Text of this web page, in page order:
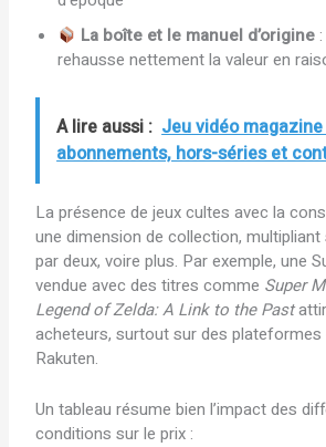
La boîte et le manuel d’origine
rehausse nettement la valeur en
A lire aussi : Jeu vidéo magazine
abonnements, hors-séries et
La présence de jeux cultes avec la
une dimension de collection,
par deux, voire plus. Par exemple, une
vendue avec des titres comme Super
Legend of Zelda: A Link to the Past
acheteurs, surtout sur des
Rakuten.
Un tableau résume bien l’impact des
conditions sur le prix :